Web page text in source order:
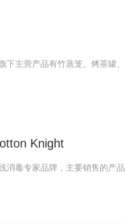
下主营产品有竹蒸笼、烤茶罐、
Knight
消毒专家品牌，主要销售的产